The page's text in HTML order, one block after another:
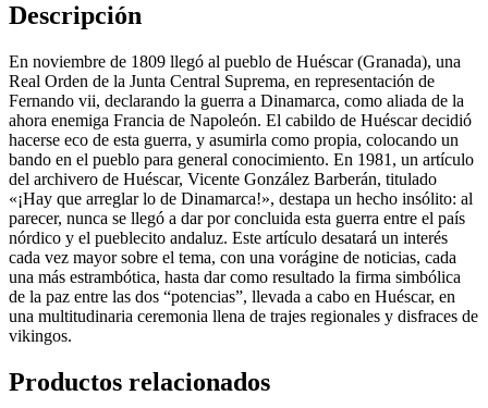
Descripción
En noviembre de 1809 llegó al pueblo de Huéscar (Granada), una
Real Orden de la Junta Central Suprema, en representación de
Fernando vii, declarando la guerra a Dinamarca, como aliada de la
ahora enemiga Francia de Napoleón. El cabildo de Huéscar decidió
hacerse eco de esta guerra, y asumirla como propia, colocando un
bando en el pueblo para general conocimiento. En 1981, un artículo
del archivero de Huéscar, Vicente González Barberán, titulado
«¡Hay que arreglar lo de Dinamarca!», destapa un hecho insólito: al
parecer, nunca se llegó a dar por concluida esta guerra entre el país
nórdico y el pueblecito andaluz. Este artículo desatará un interés
cada vez mayor sobre el tema, con una vorágine de noticias, cada
una más estrambótica, hasta dar como resultado la firma simbólica
de la paz entre las dos “potencias”, llevada a cabo en Huéscar, en
una multitudinaria ceremonia llena de trajes regionales y disfraces de
vikingos.
Productos relacionados